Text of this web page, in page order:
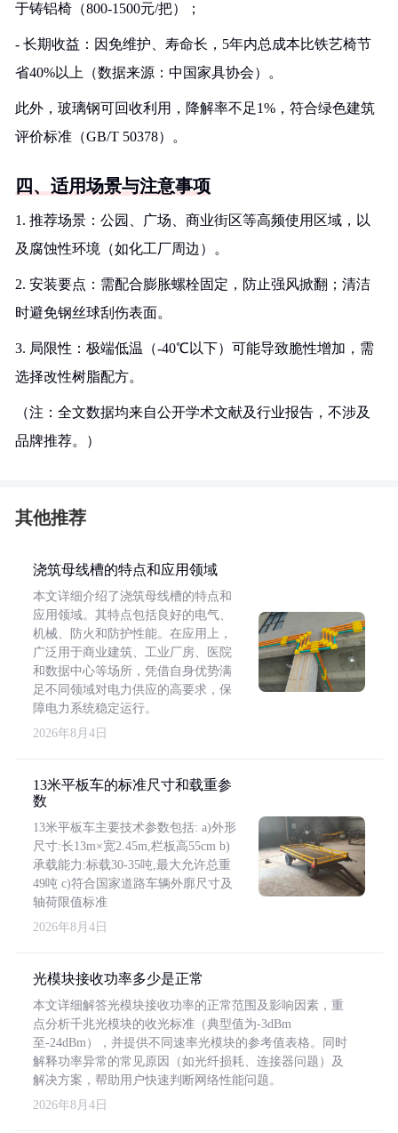
于铸铝椅（800-1500元/把）；
- 长期收益：因免维护、寿命长，5年内总成本比铁艺椅节
省40%以上（数据来源：中国家具协会）。
此外，玻璃钢可回收利用，降解率不足1%，符合绿色建筑
评价标准（GB/T 50378）。
四、适用场景与注意事项
1. 推荐场景：公园、广场、商业街区等高频使用区域，以
及腐蚀性环境（如化工厂周边）。
2. 安装要点：需配合膨胀螺栓固定，防止强风掀翻；清洁
时避免钢丝球刮伤表面。
3. 局限性：极端低温（-40℃以下）可能导致脆性增加，需
选择改性树脂配方。
（注：全文数据均来自公开学术文献及行业报告，不涉及
品牌推荐。）
其他推荐
浇筑母线槽的特点和应用领域
本文详细介绍了浇筑母线槽的特点和
应用领域。其特点包括良好的电气、
机械、防火和防护性能。在应用上，
广泛用于商业建筑、工业厂房、医院
和数据中心等场所，凭借自身优势满
足不同领域对电力供应的高要求，保
障电力系统稳定运行。
2026年8月4日
13米平板车的标准尺寸和载重参
数
13米平板车主要技术参数包括: a)外形
尺寸:长13m×宽2.45m,栏板高55cm b)
承载能力:标载30-35吨,最大允许总重
49吨 c)符合国家道路车辆外廓尺寸及
轴荷限值标准
2026年8月4日
光模块接收功率多少是正常
本文详细解答光模块接收功率的正常范围及影响因素，重
点分析千兆光模块的收光标准（典型值为-3dBm
至-24dBm），并提供不同速率光模块的参考值表格。同时
解释功率异常的常见原因（如光纤损耗、连接器问题）及
解决方案，帮助用户快速判断网络性能问题。
2026年8月4日